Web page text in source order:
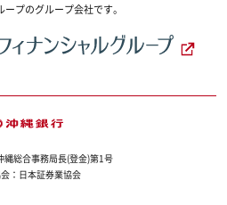
プのグループ会社です。
縄総合事務局長(登金)第1号
：日本証券業協会